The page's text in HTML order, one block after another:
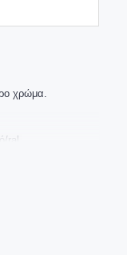
χρώμα.
ral.